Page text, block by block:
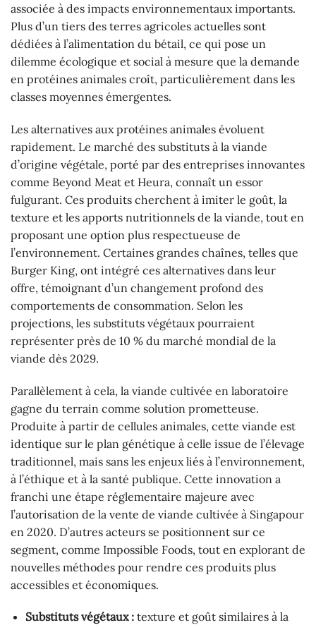
associée à des impacts environnementaux importants.
Plus d’un tiers des terres agricoles actuelles sont
dédiées à l’alimentation du bétail, ce qui pose un
dilemme écologique et social à mesure que la demande
en protéines animales croît, particulièrement dans les
classes moyennes émergentes.
Les alternatives aux protéines animales évoluent
rapidement. Le marché des substituts à la viande
d’origine végétale, porté par des entreprises innovantes
comme Beyond Meat et Heura, connaît un essor
fulgurant. Ces produits cherchent à imiter le goût, la
texture et les apports nutritionnels de la viande, tout en
proposant une option plus respectueuse de
l’environnement. Certaines grandes chaînes, telles que
Burger King, ont intégré ces alternatives dans leur
offre, témoignant d’un changement profond des
comportements de consommation. Selon les
projections, les substituts végétaux pourraient
représenter près de 10 % du marché mondial de la
viande dès 2029.
Parallèlement à cela, la viande cultivée en laboratoire
gagne du terrain comme solution prometteuse.
Produite à partir de cellules animales, cette viande est
identique sur le plan génétique à celle issue de l’élevage
traditionnel, mais sans les enjeux liés à l’environnement,
à l’éthique et à la santé publique. Cette innovation a
franchi une étape réglementaire majeure avec
l’autorisation de la vente de viande cultivée à Singapour
en 2020. D’autres acteurs se positionnent sur ce
segment, comme Impossible Foods, tout en explorant de
nouvelles méthodes pour rendre ces produits plus
accessibles et économiques.
Substituts végétaux :texture et goût similaires à la